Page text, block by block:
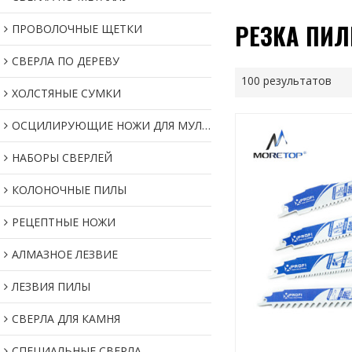
ПРОВОЛОЧНЫЕ ЩЕТКИ
СВЕРЛА ПО ДЕРЕВУ
ХОЛСТЯНЫЕ СУМКИ
ОСЦИЛИРУЮЩИЕ НОЖИ ДЛЯ МУЛЬТИИНСТРУМЕНТОВ
НАБОРЫ СВЕРЛЕЙ
КОЛОНОЧНЫЕ ПИЛЫ
РЕЦЕПТНЫЕ НОЖИ
АЛМАЗНОЕ ЛЕЗВИЕ
ЛЕЗВИЯ ПИЛЫ
СВЕРЛА ДЛЯ КАМНЯ
РЕЗКА
100 результатов